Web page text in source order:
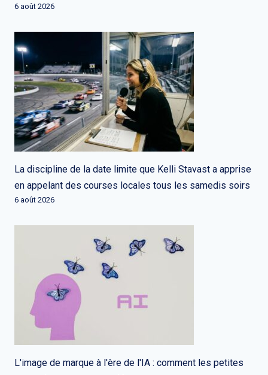
6 août 2026
La discipline de la date limite que Kelli Stavast a apprise
en appelant des courses locales tous les samedis soirs
6 août 2026
L'image de marque à l'ère de l'IA : comment les petites